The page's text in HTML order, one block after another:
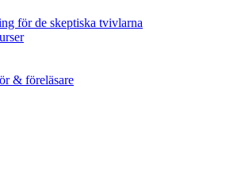
för de skeptiska tvivlarna
& föreläsare